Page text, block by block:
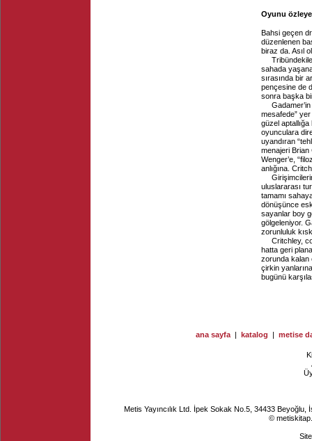
Oyunu
Bahsi geçen
düzenlenen
biraz da. Asıl
sahada
sırasında bir
pençesine de
sonra başka
mesafede”
güzel
oyunculara
uyandıran
menajeri Brian
Wenger’e,
anlığına.
uluslararası
tamamı
dönüşünce
sayanlar boy
gölgeleniyor.
zorunluluk
Critchley,
hatta geri
zorunda kalan
çirkin
bugünü
ana sayfa | katalog | metise
Metis Yayıncılık Ltd. İpek Sokak No.5, 34433
©